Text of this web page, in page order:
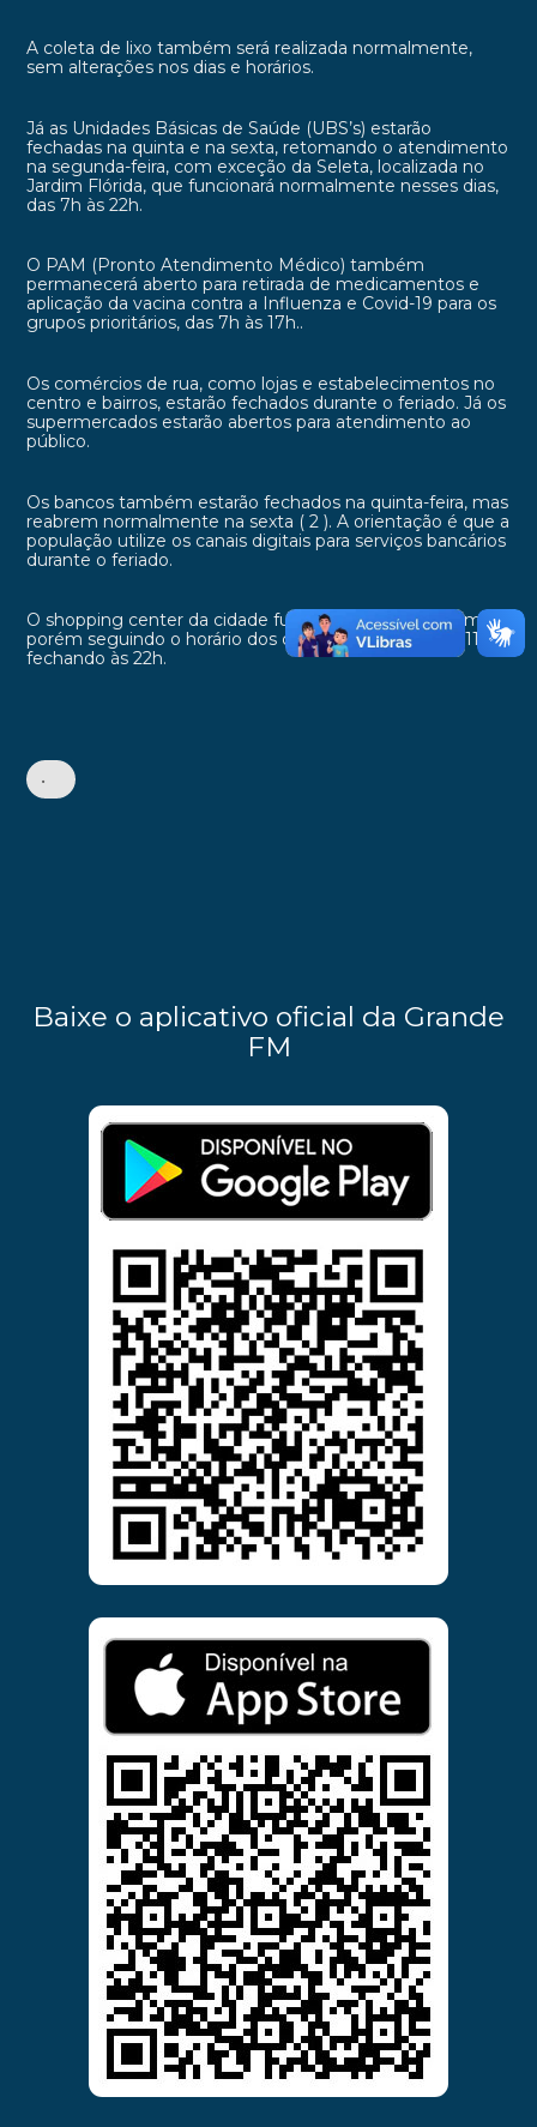
A coleta de lixo também será realizada normalmente,
sem alterações nos dias e horários.
Já as Unidades Básicas de Saúde (UBS’s) estarão
fechadas na quinta e na sexta, retomando o atendimento
na segunda-feira, com exceção da Seleta, localizada no
Jardim Flórida, que funcionará normalmente nesses dias,
das 7h às 22h.
O PAM (Pronto Atendimento Médico) também
permanecerá aberto para retirada de medicamentos e
aplicação da vacina contra a Influenza e Covid-19 para os
grupos prioritários, das 7h às 17h..
Os comércios de rua, como lojas e estabelecimentos no
centro e bairros, estarão fechados durante o feriado. Já os
supermercados estarão abertos para atendimento ao
público.
Os bancos também estarão fechados na quinta-feira, mas
reabrem normalmente na sexta ( 2 ). A orientação é que a
população utilize os canais digitais para serviços bancários
durante o feriado.
O shopping center da cidade funcionará no dia 1º de maio,
porém seguindo o horário dos domingos, abrindo às 11h e
fechando às 22h.
•
Baixe o aplicativo oficial da Grande
FM